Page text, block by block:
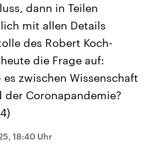
6.
aus
USA
Aktuelle Beiträge,
Hintergründe
Wirtschaftlich und
gehören die Vereinigten
den mächtigsten Ländern
dann in Teilen
mit allen Details
des Robert Koch-
die Frage auf:
zwischen Wissenschaft
Coronapandemie?
18:40 Uhr